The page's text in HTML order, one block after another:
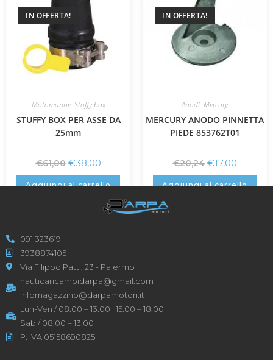
IN OFFERTA!
Motomarine, Stuffy box
STUFFY BOX PER ASSE DA
25mm
€61,00 €38,00
Aggiungi al carrello
IN OFFERTA!
Anodi, Mercury
MERCURY ANODO PINNETTA
PIEDE 853762T01
€20,24 €17,00
Aggiungi al carrello
091 323619
3938874105
Via Filippo Patti, 23 - Palermo
nauticaricambidarpa@gmail.com
infomagazzino@darpamotori.it
Lun-Ven / 08.00 – 13.00 | 15.00 – 18.00
Sab / 08.00 – 13.00
P: IVA 05158690825